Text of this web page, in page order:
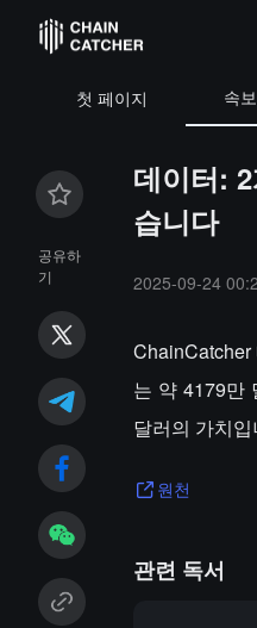
첫 페이지 속보
공유하
기
데이터:
습니다
2025-09-24
는 약 4179만
달러의 가치입
원천
관련 독서